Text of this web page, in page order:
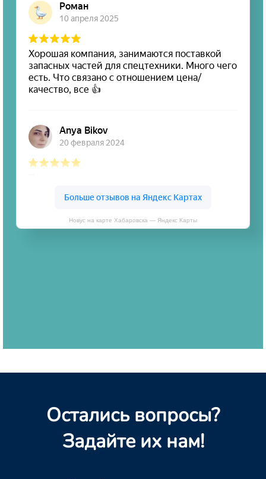
Новус на карте Хабаровска — Яндекс Карты
Остались вопросы?
Задайте их нам!